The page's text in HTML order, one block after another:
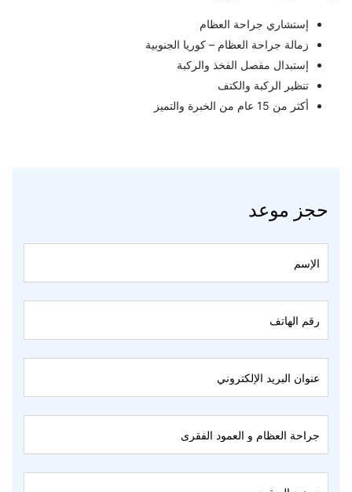
إستشاري جراحة العظام
زمالة جراحة العظام – كوريا الجنوبية
إستبدال مفصل الفخذ والركبة
تنظير الركبة والكتف
أكثر من 15 عام من الخبرة والتميز
حجز موعد
Book